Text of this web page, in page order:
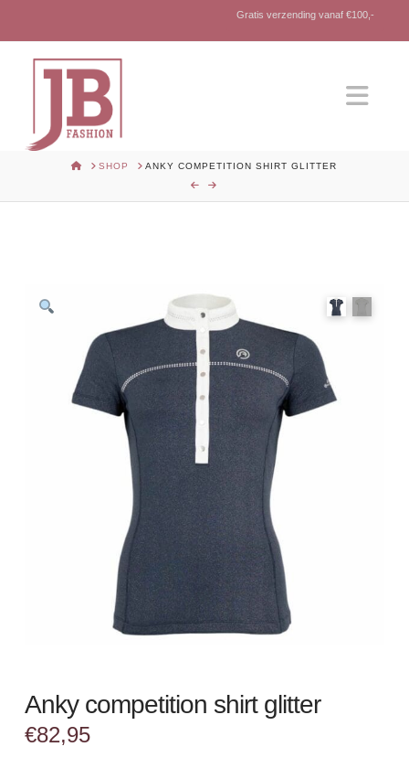
Gratis verzending vanaf €100,-
HOMESHOP ANKY COMPETITION SHIRT GLITTER
Anky competition shirt glitter
€82,95